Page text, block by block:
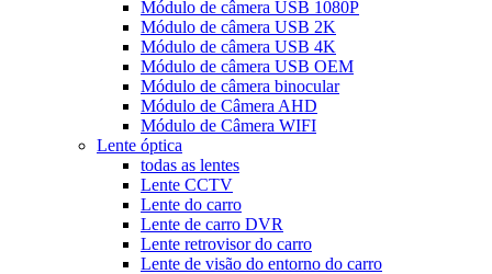
Módulo de câmera USB 1080P
Módulo de câmera USB 2K
Módulo de câmera USB 4K
Módulo de câmera USB OEM
Módulo de câmera binocular
Módulo de Câmera AHD
Módulo de Câmera WIFI
Lente óptica
todas as lentes
Lente CCTV
Lente do carro
Lente de carro DVR
Lente retrovisor do carro
Lente de visão do entorno do carro